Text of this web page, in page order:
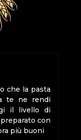
che la pasta
te ne rendi
il livello di
con
più buoni